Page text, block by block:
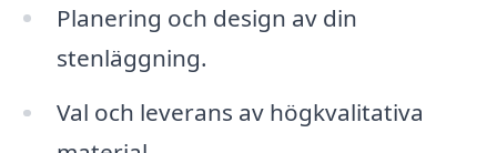
Planering och design av din
stenläggning.
Val och leverans av högkvalitativa